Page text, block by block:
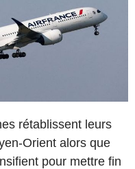
rétablissent leurs
Orient alors que
pour mettre fin